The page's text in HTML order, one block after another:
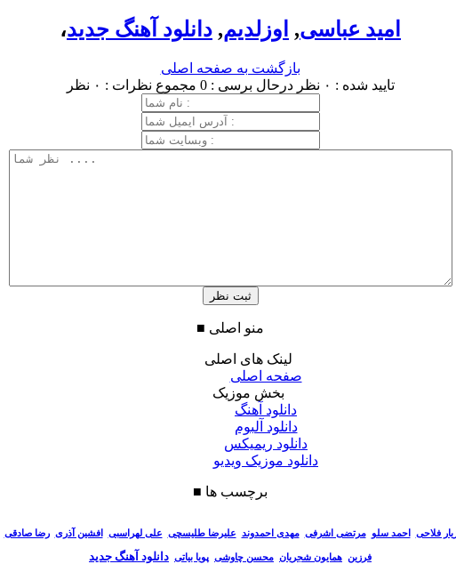
، امید عباسی, اوزلدیم, دانلود آهنگ جدید
بازگشت به صفحه اصلی
تایید شده : ۰ نظر
درحال برسی : 0 مجموع نظرات : ۰ نظر
■ منو اصلی
لینک های اصلی
صفحه اصلی
بخش موزیک
دانلود آهنگ
دانلود آلبوم
دانلود ریمیکس
دانلود موزیک ویدیو
■ برچسب ها
فلاحی احمد سلو مرتضی اشرفی مهدی احمدوند علیرضا طلیسچی علی لهراسبی افشین آذری رضا صادقی
فرزین همایون شجریان محسن چاوشی پویا بیاتی دانلود آهنگ جدید